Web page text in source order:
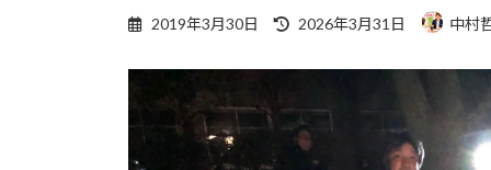
2019年3月30日
最
日
時
:
2026年3月31日 中村